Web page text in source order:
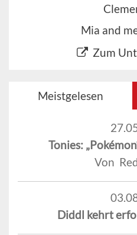
Mia and
Zum
Meistgelesen
Tonies:
Von
Diddl kehrt